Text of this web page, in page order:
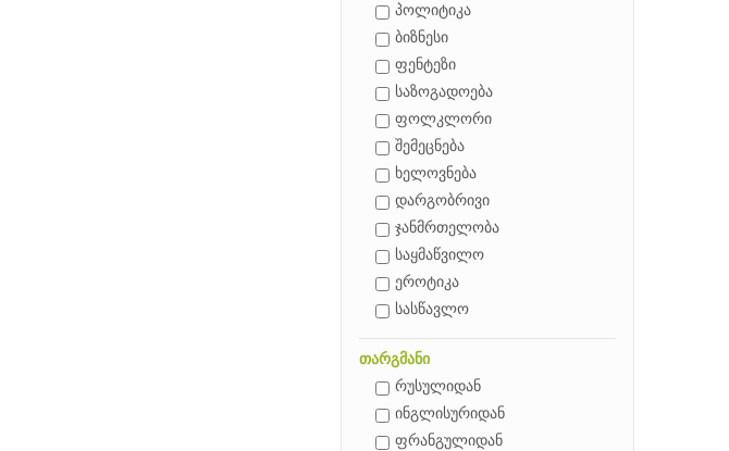
პოლიტიკა
ბიზნესი
ფენტეზი
საზოგადოება
ფოლკლორი
შემეცნება
ხელოვნება
დარგობრივი
ჯანმრთელობა
საყმაწვილო
ეროტიკა
სასწავლო
თარგმანი
რუსულიდან
ინგლისურიდან
ფრანგულიდან